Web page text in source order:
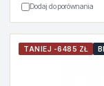
Dodaj do porównania
TANIEJ -6485 ZŁ